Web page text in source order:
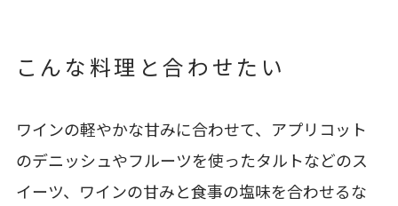
こんな料理と合わせたい
ワインの軽やかな甘みに合わせて、アプリコット
のデニッシュやフルーツを使ったタルトなどのス
イーツ、ワインの甘みと食事の塩味を合わせるな